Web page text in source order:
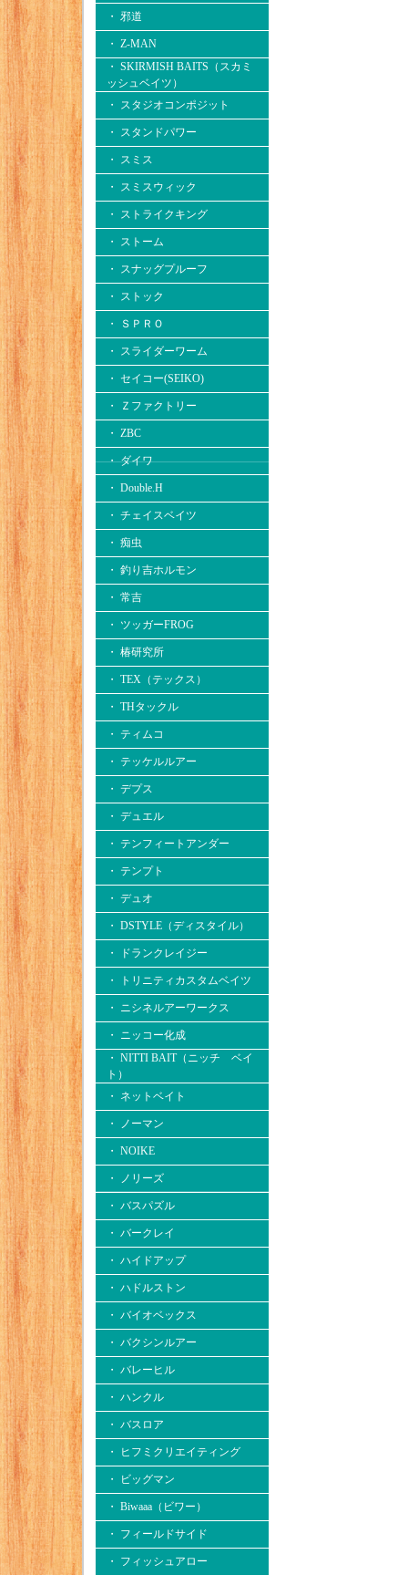
・ 邪道
・ Z-MAN
・ SKIRMISH BAITS（スカミ
ッシュベイツ）
・ スタジオコンポジット
・ スタンドパワー
・ スミス
・ スミスウィック
・ ストライクキング
・ ストーム
・ スナッグプルーフ
・ ストック
・ ＳＰＲＯ
・ スライダーワーム
・ セイコー(SEIKO)
・ Ｚファクトリー
・ ZBC
・ ダイワ
・ Double.H
・ チェイスベイツ
・ 痴虫
・ 釣り吉ホルモン
・ 常吉
・ ツッガーFROG
・ 椿研究所
・ TEX（テックス）
・ THタックル
・ ティムコ
・ テッケルルアー
・ デプス
・ デュエル
・ テンフィートアンダー
・ テンプト
・ デュオ
・ DSTYLE（ディスタイル）
・ ドランクレイジー
・ トリニティカスタムベイツ
・ ニシネルアーワークス
・ ニッコー化成
・ NITTI BAIT（ニッチ ベイ
ト）
・ ネットベイト
・ ノーマン
・ NOIKE
・ ノリーズ
・ バスパズル
・ バークレイ
・ ハイドアップ
・ ハドルストン
・ バイオベックス
・ バクシンルアー
・ バレーヒル
・ ハンクル
・ バスロア
・ ヒフミクリエイティング
・ ビッグマン
・ Biwaaa（ビワー）
・ フィールドサイド
・ フィッシュアロー